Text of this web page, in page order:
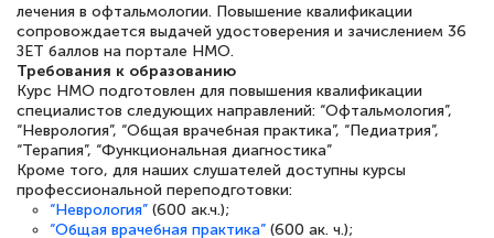
Елена Кравченко
Знаток города 5 уровня
18 марта 2026
Выражаю благодарность за курс
повышения квалификации "Эксперт ЕГЭ по
русскому языку и литературе". Много
лечения в офтальмологии. Повышение квалификации
сопровождается выдачей удостоверения и зачислением 36
ЗЕТ баллов на портале НМО.
Требования к образованию
Курс НМО подготовлен для повышения квалификации
специалистов следующих направлений: “Офтальмология”,
“Неврология”, “Общая врачебная практика”, “Педиатрия”,
“Терапия”, “Функциональная диагностика”
Кроме того, для наших слушателей доступны курсы
профессиональной переподготовки:
“Неврология” (600 ак.ч.);
“Общая врачебная практика” (600 ак. ч.);